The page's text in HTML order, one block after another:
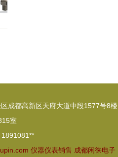
成都高新区天府大道中段1577号8楼
室
1891081**
仪器仪表销售 成都闲徕电子